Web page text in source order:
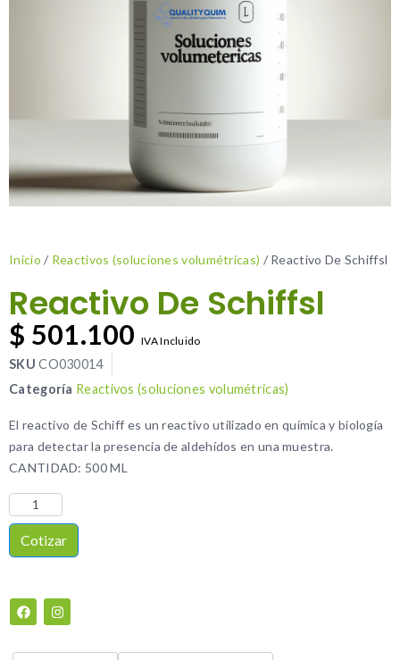
Inicio / Reactivos (soluciones volumétricas) / Reactivo De Schiffsl
Reactivo De Schiffsl
$ 501.100 IVA Incluido
SKUCO030014
Categoría Reactivos (soluciones volumétricas)
El reactivo de Schiff es un reactivo utilizado en química y biología
para detectar la presencia de aldehídos en una muestra.
CANTIDAD: 500 ML
Cotizar